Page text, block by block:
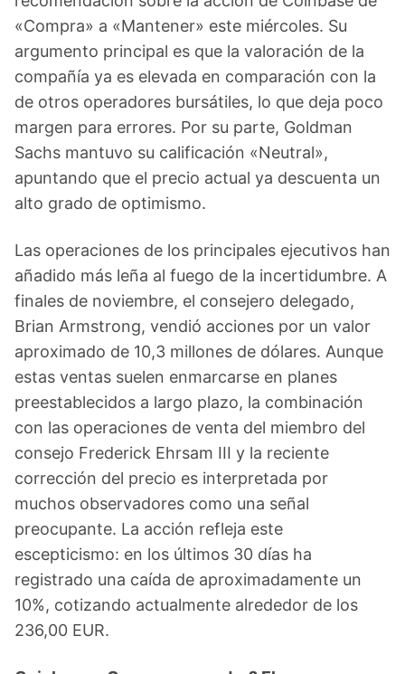
«Compra» a «Mantener» este miércoles. Su
argumento principal es que la valoración de la
compañía ya es elevada en comparación con la
de otros operadores bursátiles, lo que deja poco
margen para errores. Por su parte, Goldman
Sachs mantuvo su calificación «Neutral»,
apuntando que el precio actual ya descuenta un
alto grado de optimismo.
Las operaciones de los principales ejecutivos han
añadido más leña al fuego de la incertidumbre. A
finales de noviembre, el consejero delegado,
Brian Armstrong, vendió acciones por un valor
aproximado de 10,3 millones de dólares. Aunque
estas ventas suelen enmarcarse en planes
preestablecidos a largo plazo, la combinación
con las operaciones de venta del miembro del
consejo Frederick Ehrsam III y la reciente
corrección del precio es interpretada por
muchos observadores como una señal
preocupante. La acción refleja este
escepticismo: en los últimos 30 días ha
registrado una caída de aproximadamente un
10%, cotizando actualmente alrededor de los
236,00 EUR.